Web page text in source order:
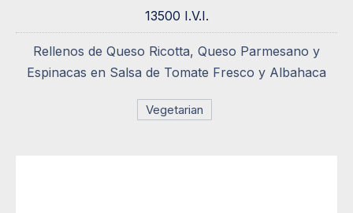
13500 I.V.I.
Rellenos de Queso Ricotta, Queso Parmesano y
Espinacas en Salsa de Tomate Fresco y Albahaca
Vegetarian